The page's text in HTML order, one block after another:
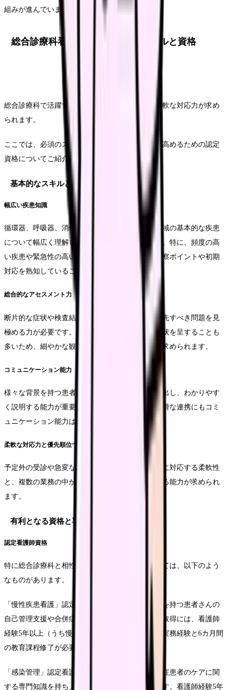
組みが進んでいます。
総合診療科看護師に求められるスキルと資格
総合診療科で活躍するためには、幅広い知識と柔軟な対応力が求め
られます。
ここでは、必須のスキルと資格、さらに専門性を高めるための認定
資格についてご紹介します。
基本的なスキルと適性
幅広い疾患知識
循環器、呼吸器、消化器、代謝・内分泌など各領域の基本的な疾患
について幅広く理解していることが求められます。特に、頻度の高
い疾患や緊急性の高い疾患については、症状の観察ポイントや初期
対応を熟知していることが重要です。
総合的なアセスメント力
断片的な症状や検査結果から全体像を把握し、優先すべき問題を見
極める力が必要です。特に高齢者は非定型的な症状を呈することも
多いため、細やかな観察と経験に基づく判断力が求められます。
コミュニケーション能力
様々な背景を持つ患者さんから適切に情報を引き出し、わかりやす
く説明する能力が重要です。また、多職種との円滑な連携にもコミ
ュニケーション能力は欠かせません。
柔軟な対応力と優先順位づけ
予定外の受診や急変など、状況に応じて臨機応変に対応する柔軟性
と、複数の業務の中から優先すべきことを判断する能力が求められ
ます。
有利となる資格と専門知識
認定看護師資格
特に総合診療科と相性の良い認定看護師資格としては、以下のよう
なものがあります。
「慢性疾患看護」認定看護師は、複数の慢性疾患を持つ患者さんの
自己管理支援や合併症予防に強みを発揮します。取得には、看護師
経験5年以上（うち慢性疾患看護分野3年以上）の実務経験と6カ月間
の教育課程修了が必要です。
「感染管理」認定看護師は、院内感染対策や感染症患者のケアに関
する専門知識を持ち、総合診療科でも重宝されます。看護師経験5年